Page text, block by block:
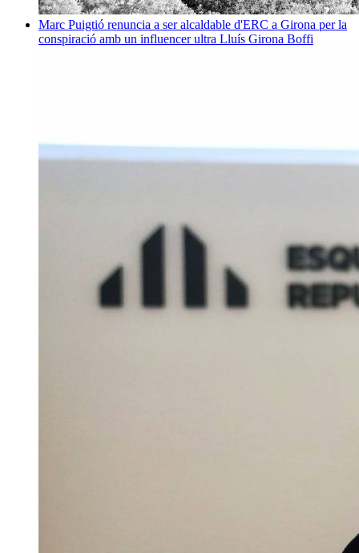
Marc Puigtió renuncia a ser alcaldable d'ERC a Girona per la
conspiració amb un influencer ultra Lluís Girona Boffi